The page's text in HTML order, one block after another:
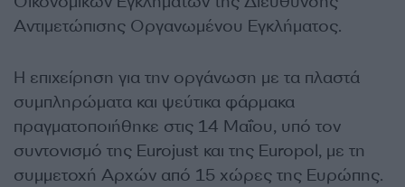
Αντιμετώπισης Οργανωμένου Εγκλήματος.
Η επιχείρηση για την οργάνωση με τα πλαστά
συμπληρώματα και ψεύτικα φάρμακα
πραγματοποιήθηκε στις 14 Μαΐου, υπό τον
συντονισμό της Eurojust και της Europol, με τη
συμμετοχή Αρχών από 15 χώρες της Ευρώπης.